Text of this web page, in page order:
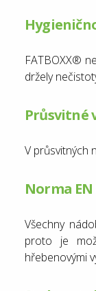
FATBOXX®
držely
Průsvitné
V průsvitných
Norma EN
Všechny
proto je
hřebenovými